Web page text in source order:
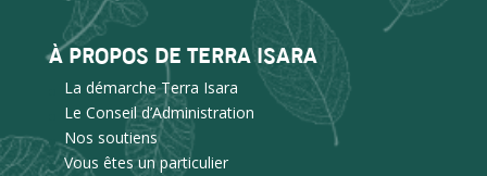
À PROPOS DE TERRA ISARA
La démarche Terra Isara
Le Conseil d’Administration
Nos soutiens
Vous êtes un particulier